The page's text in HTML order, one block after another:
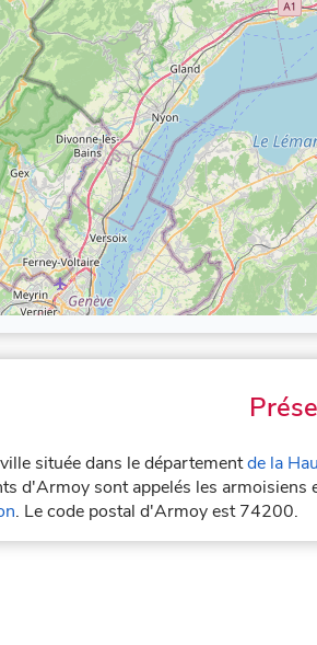
située dans le départementde la
d'Armoy sont appelés les
. Le code postal d'Armoy est 74200.